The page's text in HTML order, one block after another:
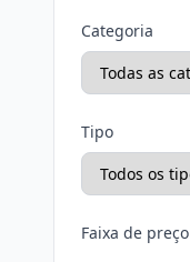
Categoria
Tipo
Faixa de preço